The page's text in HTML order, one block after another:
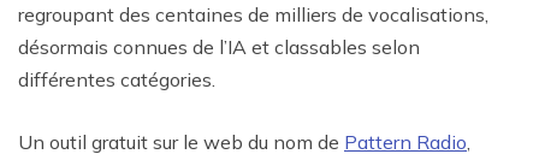
regroupant des centaines de milliers de vocalisations,
désormais connues de l’IA et classables selon
différentes catégories.
Un outil gratuit sur le web du nom de Pattern Radio